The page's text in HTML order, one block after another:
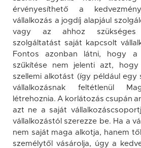
érvényesíthető a
vállalkozás a jogdíj alapjául
vagy az ahhoz szükséges
szolgáltatást saját kapcsolt
Fontos azonban látni, hogy a
szűkítése nem jelenti azt,
szellemi alkotást (így például
vállalkozásnak feltétlenül
létrehoznia. A korlátozás csupán
azt ne a saját
vállalkozástól szerezze be. Ha a
nem saját maga alkotja, hanem
személytől vásárolja, úgy a